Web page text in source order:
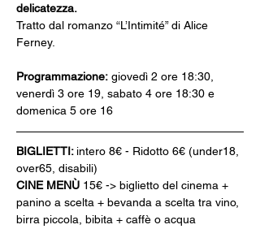
delicatezza.
Tratto dal romanzo “L’Intimité” di Alice
Ferney.
Programmazione: giovedì 2 ore 18:30,
venerdì 3 ore 19, sabato 4 ore 18:30 e
domenica 5 ore 16
BIGLIETTI: intero 8€ - Ridotto 6€ (under18,
over65, disabili)
CINE MENÙ 15€ -> biglietto del cinema +
panino a scelta + bevanda a scelta tra vino,
birra piccola, bibita + caffè o acqua